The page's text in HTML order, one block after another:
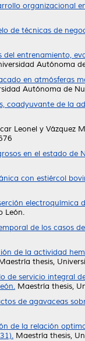
organizacional
de técnicas de
del entrenamiento,
Autónoma
en atmósferas
Autónoma de
coadyuvante de la
Leonel y Vázquez
en el estado de
con estiércol
electroquímica
León.
de los casos
de la actividad
thesis,
de servicio integral
Maestría thesis,
de agavaceas
de la relación
Maestría thesis,